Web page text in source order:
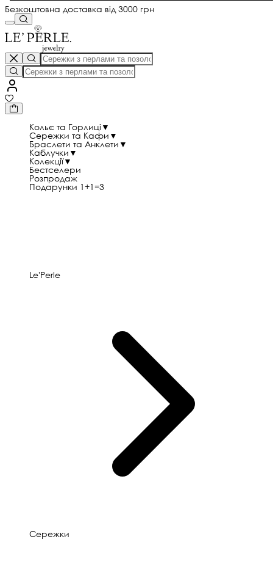
Безкоштовна доставка від 3000 грн
Кольє та Горлиці ▼
Сережки та Кафи ▼
Браслети та Анклети ▼
Каблучки ▼
Колекції▼
Бестселери
Розпродаж
Подарунки 1+1=3
Le'Perle
Сережки